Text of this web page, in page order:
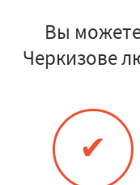
Вы
Черкизове
✔